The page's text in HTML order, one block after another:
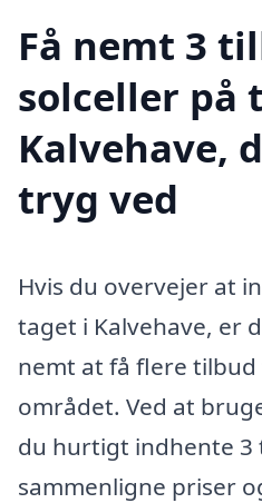
Få nemt 3
solceller på
Kalvehave,
tryg ved
Hvis du overvejer at
taget i Kalvehave, er
nemt at få flere
området. Ved at
du hurtigt indhente 3
sammenligne priser